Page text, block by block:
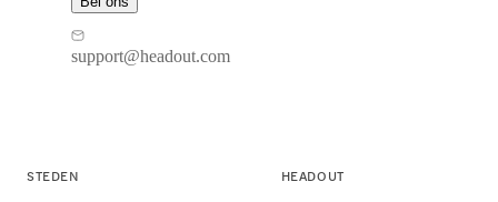
support@headout.com
STEDEN HEADOUT